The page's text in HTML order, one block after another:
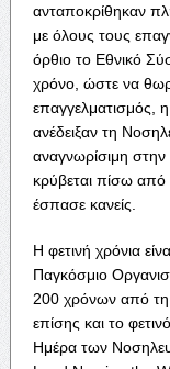
ανταποκρίθηκαν
με όλους τους
όρθιο το Εθνικό
χρόνο, ώστε να
επαγγελματισμός, η
ανέδειξαν τη
αναγνωρίσιμη στην
κρύβεται πίσω
έσπασε κανείς.
Η φετινή χρόνια
Παγκόσμιο
200 χρόνων από
επίσης και το
Ημέρα των